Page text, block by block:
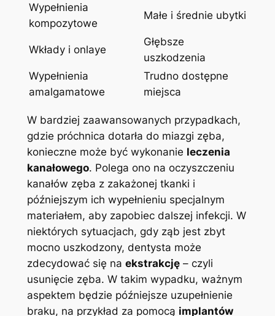
Wypełnienia
kompozytowe
Małe i średnie ubytki
Wkłady i onlaye
Głębsze
uszkodzenia
Wypełnienia
amalgamatowe
Trudno dostępne
miejsca
W bardziej zaawansowanych przypadkach,
gdzie próchnica dotarła do miazgi zęba,
konieczne może być wykonanie leczenia
kanałowego. Polega ono na oczyszczeniu
kanałów zęba z zakażonej tkanki i
późniejszym ich wypełnieniu specjalnym
materiałem, aby zapobiec dalszej infekcji. W
niektórych sytuacjach, gdy ząb jest zbyt
mocno uszkodzony, dentysta może
zdecydować się na ekstrakcję– czyli
usunięcie zęba. W takim wypadku, ważnym
aspektem będzie późniejsze uzupełnienie
braku, na przykład za pomocą implantów